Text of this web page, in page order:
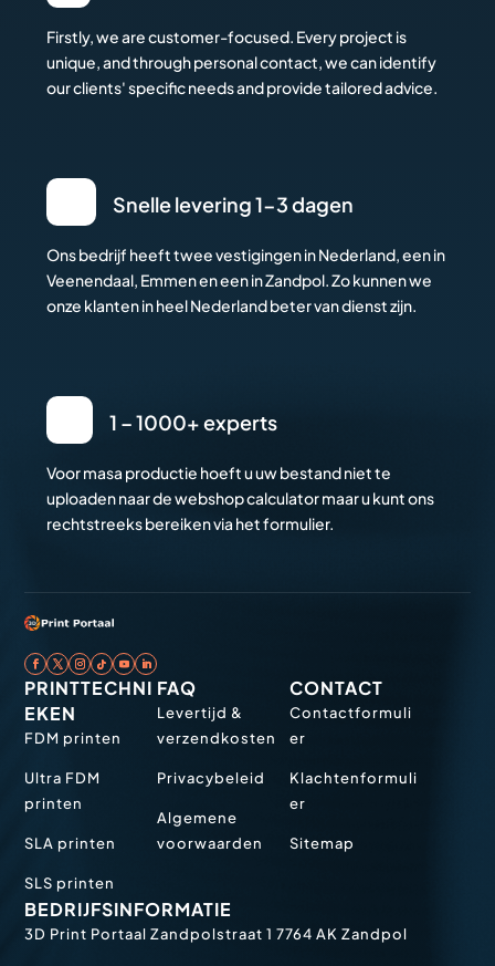
Firstly, we are customer-focused. Every project is
unique, and through personal contact, we can identify
our clients' specific needs and provide tailored advice.
Snelle levering 1-3 dagen
Ons bedrijf heeft twee vestigingen in Nederland, een in
Veenendaal, Emmen en een in Zandpol. Zo kunnen we
onze klanten in heel Nederland beter van dienst zijn.
1 – 1000+ experts
Voor masa productie hoeft u uw bestand niet te
uploaden naar de webshop calculator maar u kunt ons
rechtstreeks bereiken via het formulier.
PRINTTECHNI
EKEN
FDM printen
Ultra FDM
printen
SLA printen
SLS printen
FAQ
Levertijd &
verzendkosten
Privacybeleid
Algemene
voorwaarden
CONTACT
Contactformuli
er
Klachtenformuli
er
Sitemap
BEDRIJFSINFORMATIE
3D Print Portaal Zandpolstraat 1 7764 AK Zandpol